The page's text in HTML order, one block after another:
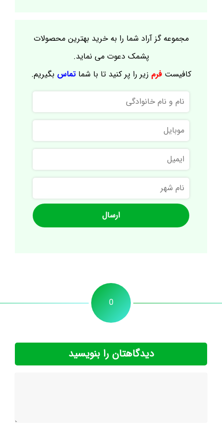
مجموعه گز آراد شما را به خرید بهترین محصولات
پشمک دعوت می نماید.
کافیستفرم زیر را پر کنید تا با شماتماس بگیریم.
نام
و
نام
خانوادگی
موبایل
ایمیل
نام
شهر
0
دیدگاهتان را بنویسید